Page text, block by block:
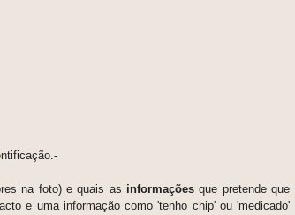
-
na foto) e quais as informaçõesque pretende que
e uma informação como 'tenho chip' ou 'medicado'